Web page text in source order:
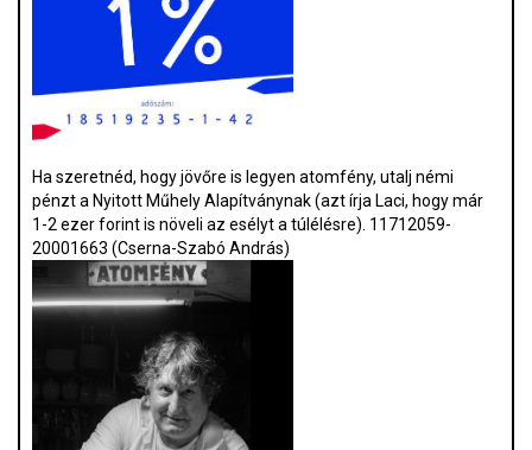
Ha szeretnéd, hogy jövőre is legyen atomfény, utalj némi
pénzt a Nyitott Műhely Alapítványnak (azt írja Laci, hogy már
1-2 ezer forint is növeli az esélyt a túlélésre). 11712059-
20001663 (Cserna-Szabó András)